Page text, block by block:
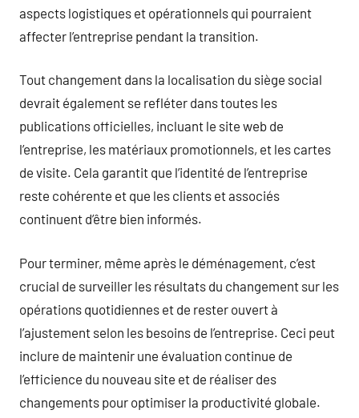
aspects logistiques et opérationnels qui pourraient
affecter l’entreprise pendant la transition.
Tout changement dans la localisation du siège social
devrait également se refléter dans toutes les
publications officielles, incluant le site web de
l’entreprise, les matériaux promotionnels, et les cartes
de visite. Cela garantit que l’identité de l’entreprise
reste cohérente et que les clients et associés
continuent d’être bien informés.
Pour terminer, même après le déménagement, c’est
crucial de surveiller les résultats du changement sur les
opérations quotidiennes et de rester ouvert à
l’ajustement selon les besoins de l’entreprise. Ceci peut
inclure de maintenir une évaluation continue de
l’efficience du nouveau site et de réaliser des
changements pour optimiser la productivité globale.